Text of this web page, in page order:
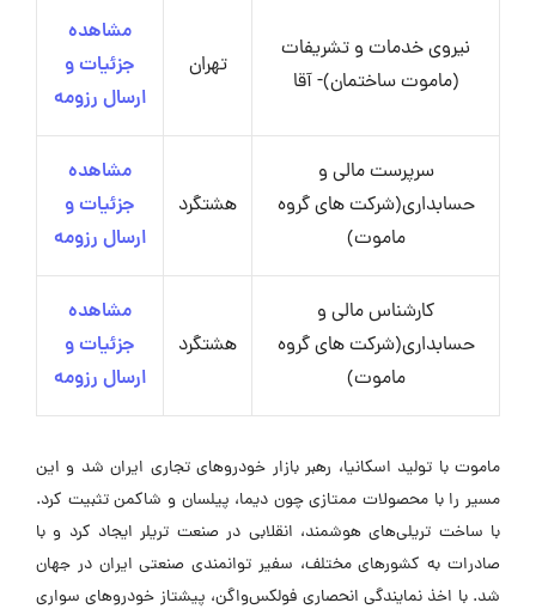
نیروی خدمات و تشریفات
(ماموت ساختمان)- آقا
تهران
مشاهده
جزئیات و
ارسال رزومه
سرپرست مالی و
حسابداری(شرکت های گروه
ماموت)
هشتگرد
مشاهده
جزئیات و
ارسال رزومه
کارشناس مالی و
حسابداری(شرکت های گروه
ماموت)
هشتگرد
مشاهده
جزئیات و
ارسال رزومه
ماموت با تولید اسکانیا، رهبر بازار خودروهای تجاری ایران شد و این
مسیر را با محصولات ممتازی چون دیما، پیلسان و شاکمن تثبیت کرد.
با ساخت تریلی‌های هوشمند، انقلابی در صنعت تریلر ایجاد کرد و با
صادرات به کشورهای مختلف، سفیر توانمندی صنعتی ایران در جهان
شد. با اخذ نمایندگی انحصاری فولکس‌واگن، پیشتاز خودروهای سواری